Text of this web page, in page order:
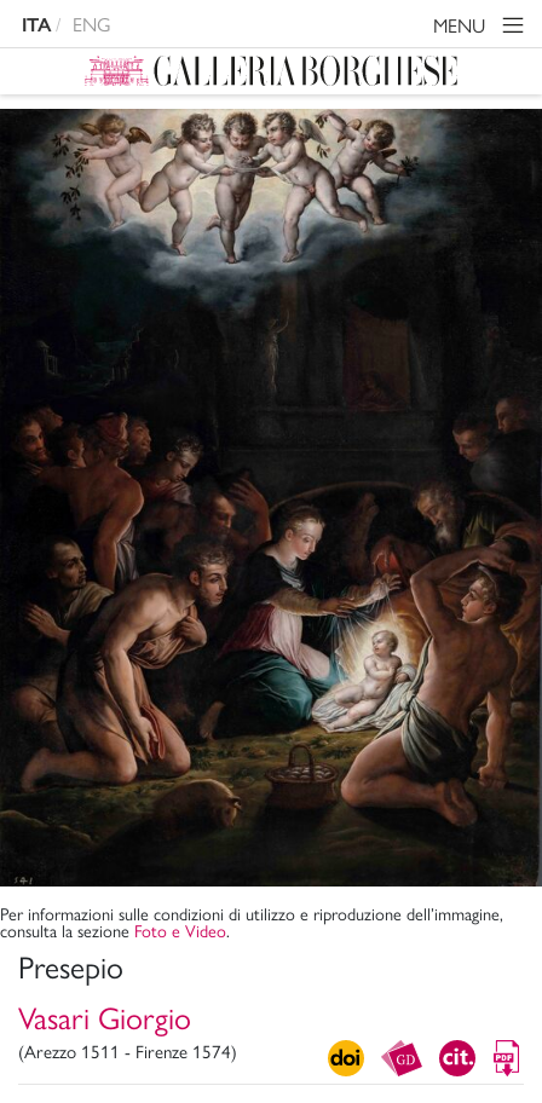
ITA ENG MENU
Presepio
Vasari Giorgio
(Arezzo 1511 - Firenze 1574)
Per informazioni sulle condizioni di utilizzo e riproduzione dell’immagine,
consulta la sezione Foto e Video.